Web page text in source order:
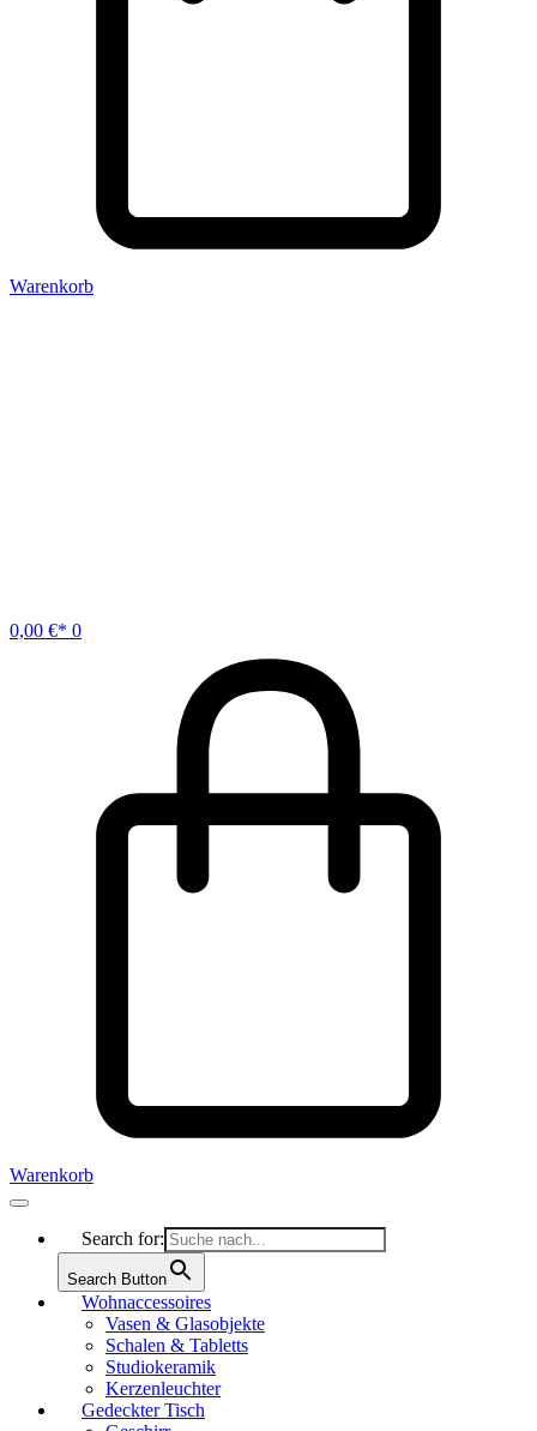
Warenkorb
0,00 € 0
Warenkorb
Search for:
Search Button
Wohnaccessoires
Vasen & Glasobjekte
Schalen & Tabletts
Studiokeramik
Kerzenleuchter
Gedeckter Tisch